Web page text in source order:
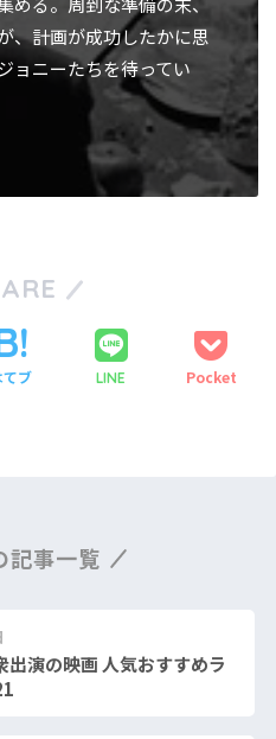
、計画が成功したかに思
ョニーたちを待ってい
てブ LINE Pocket
記事一覧
出演の映画 人気おすすめラ